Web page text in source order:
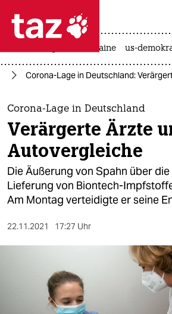
 taz zahl ich
taz zahl ich
themen
politik
öko
gesellschaft
sport
krieg in der ukraine us-
Corona-Lage in Deutschland:
Corona-Lage in Deutschland
Verärgerte Ärzte
Autovergleiche
Die Äußerung von Spahn über
Lieferung von Biontech-
Am Montag verteidigte er seine
22.11.2021 17:27 Uhr